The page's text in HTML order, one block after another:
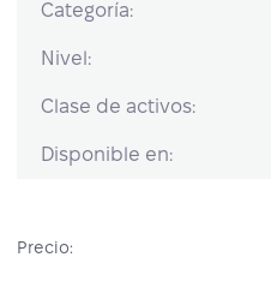
Categoría:
Nivel:
Clase de activos:
Disponible en:
Precio: